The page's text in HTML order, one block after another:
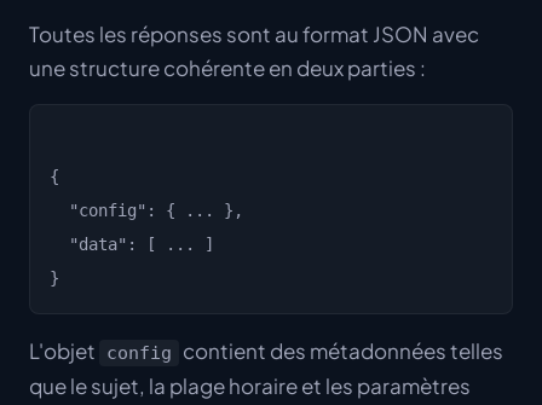
Toutes les réponses sont au format JSON avec
une structure cohérente en deux parties :
{
  "config": { ... },
  "data": [ ... ]
L'objet config
contient des métadonnées telles
que le sujet, la plage horaire et les paramètres